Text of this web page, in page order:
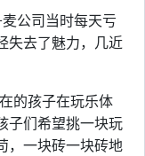
公司当时每天亏
失去了魅力，几近
的孩子在玩乐体
子们希望挑一块玩
，一块砖一块砖地